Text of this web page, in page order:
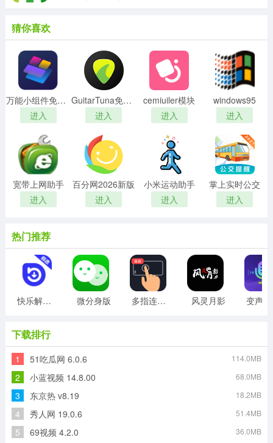
猜你喜欢
万能小组件免费版
进入
GuitarTuna免费版
进入
cemiuiler模块
进入
windows95
进入
宽带上网助手
进入
百分网2026新版
进入
小米运动助手
进入
掌上实时公交
进入
热门推荐
快乐解锁版 微分身版 多指连点器 风灵月影
下载排行
1 51吃瓜网 6.0.6 114.0MB
2 小蓝视频 14.8.00 68.0MB
3 东京热 v8.19 18.2MB
4 秀人网 19.0.6 51.4MB
5 69视频 4.2.0 36.0MB